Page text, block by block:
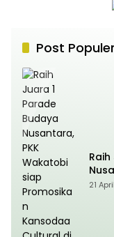
Post Populer
21